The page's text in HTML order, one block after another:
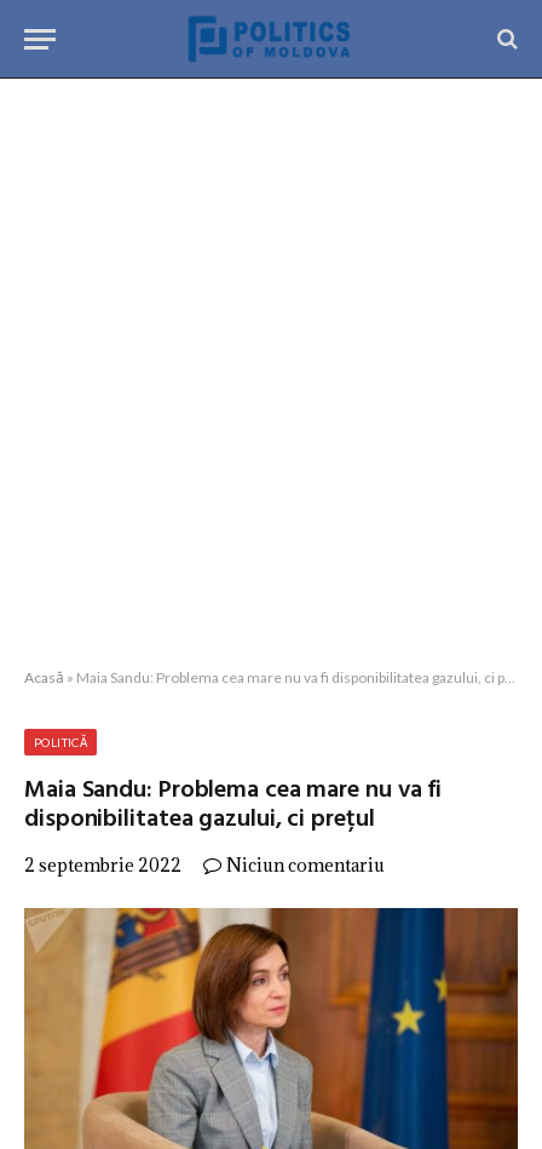
Acasă » Maia Sandu: Problema cea mare nu va fi disponibilitatea gazului, ci prețul
POLITICĂ
Maia Sandu: Problema cea mare nu va fi
disponibilitatea gazului, ci prețul
2 septembrie 2022 Niciun comentariu